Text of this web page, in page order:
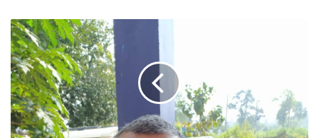
बेलगहना
से
घर
जाते
व्यापारी
से
तिरसठ
हजार